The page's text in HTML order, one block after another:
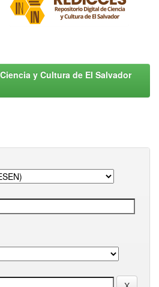
y Cultura de El Salvador